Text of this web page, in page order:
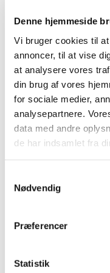
Denne hjemmeside
Vi bruger cookies til
annoncer, til at vise
at analysere vores
din brug af vores
for sociale medier,
analysepartnere.
data med andre
de har indsamlet fra
Nødvendig
Præferencer
Statistik
besøger kirken.
Organist på
Filip Forsberg
Brøndbyøster
han på
at dygtiggøre sig,
at dygtiggøre sig
korseminarer og
jagt efter nye
bruge ved